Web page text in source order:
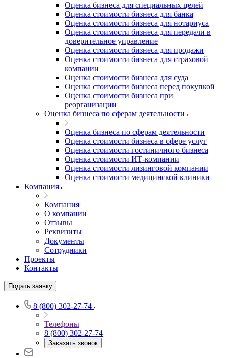
Оценка бизнеса для специальных целей
Оценка стоимости бизнеса для банка
Оценка стоимости бизнеса для нотариуса
Оценка стоимости бизнеса для передачи в
доверительное управление
Оценка стоимости бизнеса для продажи
Оценка стоимости бизнеса для страховой
компании
Оценка стоимости бизнеса для суда
Оценка стоимости бизнеса перед покупкой
Оценка стоимости бизнеса при
реорганизации
Оценка бизнеса по сферам деятельности
Оценка бизнеса по сферам деятельности
Оценка стоимости бизнеса в сфере услуг
Оценка стоимости гостиничного бизнеса
Оценка стоимости ИТ-компании
Оценка стоимости лизинговой компании
Оценка стоимости медицинской клиники
Компания
Компания
О компании
Отзывы
Реквизиты
Документы
Сотрудники
Проекты
Контакты
Подать заявку
8 (800) 302-27-74
Телефоны
8 (800) 302-27-74
Заказать звонок
Выберите ваш город
Например:Анжеро-Судженск
Абакан
Абдулино
Абинск
Аксай
Альметьевск
Ангарск